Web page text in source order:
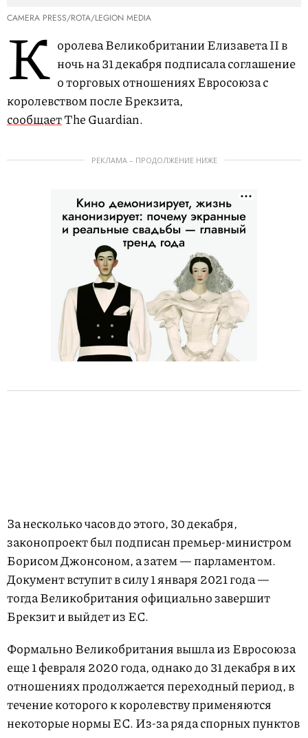
CAMERA PRESS/ROTA/LEGION MEDIA
К оролева Великобритании Елизавета II в
ночь на 31 декабря подписала соглашение
о торговых отношениях Евросоюза с
королевством после Брекзита,
сообщаетThe Guardian.
РЕКЛАМА – ПРОДОЛЖЕНИЕ НИЖЕ
За несколько часов до этого, 30 декабря,
законопроект был подписан премьер-министром
Борисом Джонсоном, а затем — парламентом.
Документ вступит в силу 1 января 2021 года —
тогда Великобритания официально завершит
Брекзит и выйдет из ЕС.
Формально Великобритания вышла из Евросоюза
еще 1 февраля 2020 года, однако до 31 декабря в их
отношениях продолжается переходный период, в
течение которого к королевству применяются
некоторые нормы ЕС. Из-за ряда спорных пунктов